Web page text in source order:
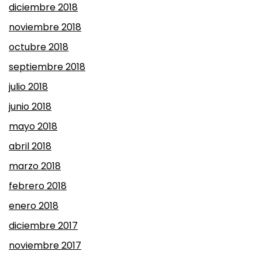
diciembre 2018
noviembre 2018
octubre 2018
septiembre 2018
julio 2018
junio 2018
mayo 2018
abril 2018
marzo 2018
febrero 2018
enero 2018
diciembre 2017
noviembre 2017